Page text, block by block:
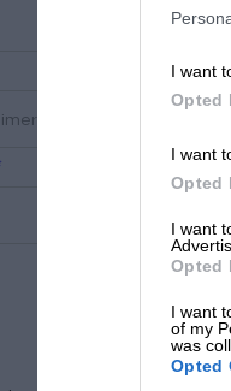
I want
Opted
I want
Opted
I want
Opted
I want
of my
was
Opted